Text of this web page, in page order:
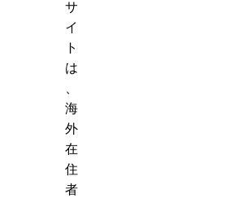
サ
イ
ト
は
海
外
在
住
者